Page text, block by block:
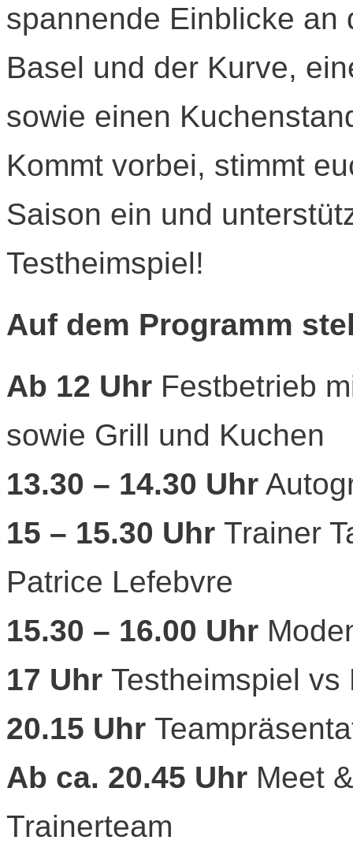
spannende Einblicke an
Basel und der Kurve,
sowie einen
Kommt vorbei, stimmt
Saison ein und
Testheimspiel!
Auf dem Programm
Ab 12 Uhr Festbetrieb
sowie Grill und Kuchen
13.30 – 14.30 Uhr
15 – 15.30 Uhr Trainer
Patrice Lefebvre
15.30 – 16.00 Uhr
17 Uhr Testheimspiel vs
20.15 Uhr
Ab ca. 20.45 Uhr Meet
Trainerteam